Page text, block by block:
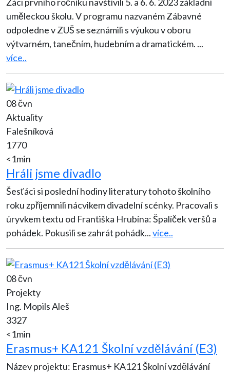
uměleckou školu. V programu nazvaném Zábavné
odpoledne v ZUŠ se seznámili s výukou v oboru
výtvarném, tanečním, hudebním a dramatickém. ...
více..
08 čvn
Aktuality
Falešníková
1770
<1min
Hráli jsme divadlo
Šesťáci si poslední hodiny literatury tohoto školního
roku zpříjemnili nácvikem divadelní scénky. Pracovali s
úryvkem textu od Františka Hrubína: Špalíček veršů a
pohádek. Pokusili se zahrát pohádk...více..
08 čvn
Projekty
Ing. Mopils Aleš
3327
<1min
Erasmus+ KA121 Školní vzdělávání (E3)
Název projektu: Erasmus+ KA121 Školní vzdělávání